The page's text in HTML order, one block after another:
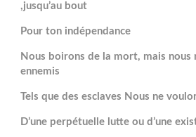
,jusqu’au bout
Pour ton indépendance
Nous boirons de la mort, mais nous
ennemis
Tels que des esclaves Nous ne
D’une perpétuelle lutte ou d’une